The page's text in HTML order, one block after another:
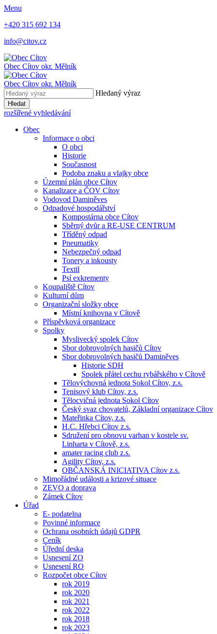
Menu
+420 315 692 134
info@citov.cz
Obec Cítov okr. Mělník
Obec Cítov okr. Mělník
Hledaný výraz
Hledat
rozšířené vyhledávání
Obec
Informace o obci
O obci
Historie
Současnost
Podoba znaku a vlajky obce
Územní plán obce Cítov
Kanalizace a ČOV Cítov
Vodovod Daminěves
Odpadové hospodářství
Kompostárna obce Cítov
Sběrný dvůr a RE-USE CENTRUM
Tříděný odpad
Pneumatiky
Nebezpečný odpad
Tonery a inkousty
Textil
Psí exkrementy
Koupaliště Cítov
Kulturní dům
Organizační složky obce
Místní knihovna v Cítově
Příspěvková organizace
Spolky
Myslivecký spolek Cítov
Sbor dobrovolných hasičů Cítov
Sbor dobrovolných hasičů Daminěves
Historie SDH
Spolek přátel cechu rybářského v Cítově
Tělovýchovná jednota Sokol Cítov, z.s.
Tenisový klub Cítov, z.s.
Tělocvičná jednota Sokol Cítov
Český svaz chovatelů, Základní organizace Cítov
Mateřinka Cítov, z.s.
H.C. Hřebci Cítov z.s.
Sdružení pro obnovu varhan v kostele sv.
Linharta v Cítově, z.s.
amater racing club z.s.
Agility Cítov, z.s.
OBČANSKÁ INICIATIVA Cítov z.s.
Mimořádné události a krizové situace
ZEVO a doprava
Zámek Cítov
Úřad
E- podatelna
Povinné informace
Ochrana osobních údajů GDPR
Ceník
Úřední deska
Usnesení ZO
Usnesení RO
Rozpočet obce Cítov
rok 2019
rok 2020
rok 2021
rok 2022
rok 2018
rok 2023